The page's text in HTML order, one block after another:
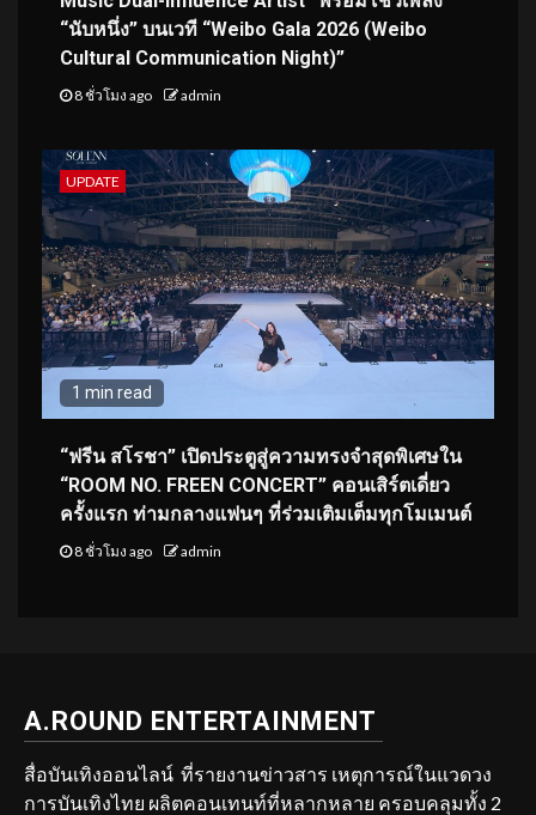
“นับหนึ่ง” บนเวที “Weibo Gala 2026 (Weibo
Cultural Communication Night)”
8 ชั่วโมง ago admin
UPDATE
1 min read
“ฟรีน สโรชา” เปิดประตูสู่ความทรงจำสุดพิเศษใน
“ROOM NO. FREEN CONCERT” คอนเสิร์ตเดี่ยว
ครั้งแรก ท่ามกลางแฟนๆ ที่ร่วมเติมเต็มทุกโมเมนต์
8 ชั่วโมง ago admin
A.ROUND ENTERTAINMENT
สื่อบันเทิงออนไลน์ ที่รายงานข่าวสาร เหตุการณ์ในแวดวง
การบันเทิงไทย ผลิตคอนเทนท์ที่หลากหลาย ครอบคลุมทั้ง 2